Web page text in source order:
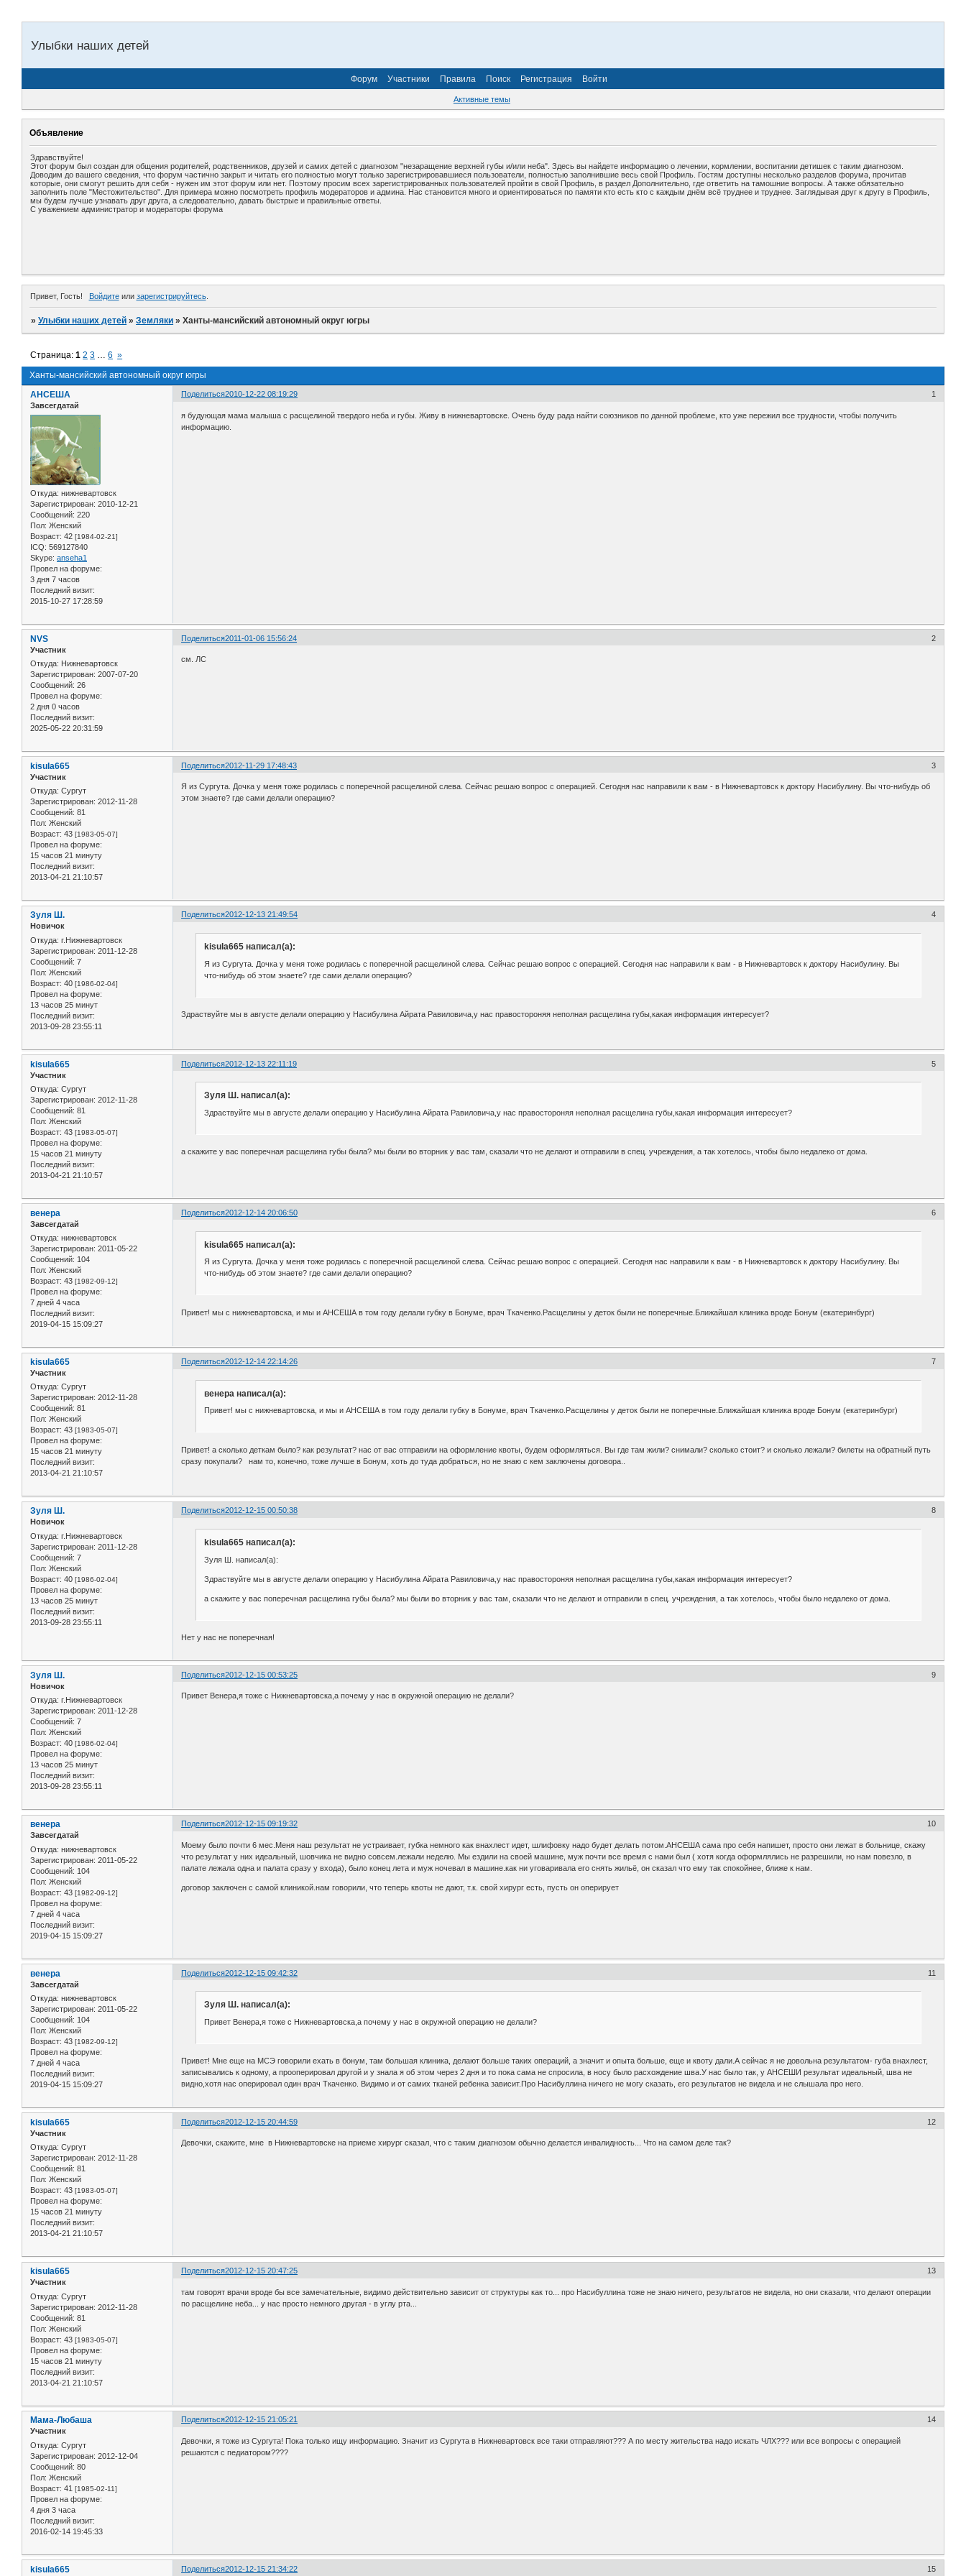
Улыбки наших детей
Форум Участники Правила Поиск Регистрация Войти
Активные темы
Объявление
Здравствуйте!
Этот форум был создан для общения родителей, родственников, друзей и самих детей с диагнозом "незаращение верхней губы и/или неба". Здесь вы найдете информацию о лечении, кормлении, воспитании детишек с таким диагнозом.
Доводим до вашего сведения, что форум частично закрыт и читать его полностью могут только зарегистрировавшиеся пользователи, полностью заполнившие весь свой Профиль. Гостям доступны несколько разделов форума, прочитав
которые, они смогут решить для себя - нужен им этот форум или нет. Поэтому просим всех зарегистрированных пользователей пройти в свой Профиль, в раздел Дополнительно, где ответить на тамошние вопросы. А также обязательно
заполнить поле "Местожительство". Для примера можно посмотреть профиль модераторов и админа. Нас становится много и ориентироваться по памяти кто есть кто с каждым днём всё труднее и труднее. Заглядывая друг к другу в Профиль,
мы будем лучше узнавать друг друга, а следовательно, давать быстрые и правильные ответы.
С уважением администратор и модераторы форума
Привет, Гость! Войдитеили зарегистрируйтесь.
»Улыбки наших детей »Земляки »Ханты-мансийский автономный округ югры
Ханты-мансийский автономный округ югры
Страница:1 2 3 … 6 »
Поделиться 1
2010-12-22 08:19:29
АНСЕША
Завсегдатай
Откуда: нижневартовск
Зарегистрирован: 2010-12-21
Сообщений: 220
Пол: Женский
Возраст: 42 [1984-02-21]
ICQ: 569127840
Skype: anseha1
Провел на форуме:
3 дня 7 часов
Последний визит:
2015-10-27 17:28:59
я будующая мама малыша с расщелиной твердого неба и губы. Живу в нижневартовске. Очень буду рада найти союзников по данной проблеме, кто уже пережил все трудности, чтобы получить
информацию.
Поделиться 2
2011-01-06 15:56:24
NVS
Участник
Откуда: Нижневартовск
Зарегистрирован: 2007-07-20
Сообщений: 26
Провел на форуме:
2 дня 0 часов
Последний визит:
2025-05-22 20:31:59
см. ЛС
Поделиться 3
2012-11-29 17:48:43
kisula665
Участник
Откуда: Сургут
Зарегистрирован: 2012-11-28
Сообщений: 81
Пол: Женский
Возраст: 43 [1983-05-07]
Провел на форуме:
15 часов 21 минуту
Последний визит:
2013-04-21 21:10:57
Я из Сургута. Дочка у меня тоже родилась с поперечной расщелиной слева. Сейчас решаю вопрос с операцией. Сегодня нас направили к вам - в Нижневартовск к доктору Насибулину. Вы что-нибудь об
этом знаете? где сами делали операцию?
Поделиться 4
2012-12-13 21:49:54
Зуля Ш.
Новичок
Откуда: г.Нижневартовск
Зарегистрирован: 2011-12-28
Сообщений: 7
Пол: Женский
Возраст: 40 [1986-02-04]
Провел на форуме:
13 часов 25 минут
Последний визит:
2013-09-28 23:55:11
kisula665 написал(а):
Я из Сургута. Дочка у меня тоже родилась с поперечной расщелиной слева. Сейчас решаю вопрос с операцией. Сегодня нас направили к вам - в Нижневартовск к доктору Насибулину. Вы
что-нибудь об этом знаете? где сами делали операцию?
Здраствуйте мы в августе делали операцию у Насибулина Айрата Равиловича,у нас правостороняя неполная расщелина губы,какая информация интересует?
Поделиться 5
2012-12-13 22:11:19
kisula665
Участник
Откуда: Сургут
Зарегистрирован: 2012-11-28
Сообщений: 81
Пол: Женский
Возраст: 43 [1983-05-07]
Провел на форуме:
15 часов 21 минуту
Последний визит:
2013-04-21 21:10:57
Зуля Ш. написал(а):
Здраствуйте мы в августе делали операцию у Насибулина Айрата Равиловича,у нас правостороняя неполная расщелина губы,какая информация интересует?
а скажите у вас поперечная расщелина губы была? мы были во вторник у вас там, сказали что не делают и отправили в спец. учреждения, а так хотелось, чтобы было недалеко от дома.
Поделиться 6
2012-12-14 20:06:50
венера
Завсегдатай
Откуда: нижневартовск
Зарегистрирован: 2011-05-22
Сообщений: 104
Пол: Женский
Возраст: 43 [1982-09-12]
Провел на форуме:
7 дней 4 часа
Последний визит:
2019-04-15 15:09:27
kisula665 написал(а):
Я из Сургута. Дочка у меня тоже родилась с поперечной расщелиной слева. Сейчас решаю вопрос с операцией. Сегодня нас направили к вам - в Нижневартовск к доктору Насибулину. Вы
что-нибудь об этом знаете? где сами делали операцию?
Привет! мы с нижневартовска, и мы и АНСЕША в том году делали губку в Бонуме, врач Ткаченко.Расщелины у деток были не поперечные.Ближайшая клиника вроде Бонум (екатеринбург)
Поделиться 7
2012-12-14 22:14:26
kisula665
Участник
Откуда: Сургут
Зарегистрирован: 2012-11-28
Сообщений: 81
Пол: Женский
Возраст: 43 [1983-05-07]
Провел на форуме:
15 часов 21 минуту
Последний визит:
2013-04-21 21:10:57
венера написал(а):
Привет! мы с нижневартовска, и мы и АНСЕША в том году делали губку в Бонуме, врач Ткаченко.Расщелины у деток были не поперечные.Ближайшая клиника вроде Бонум (екатеринбург)
Привет! а сколько деткам было? как результат? нас от вас отправили на оформление квоты, будем оформляться. Вы где там жили? снимали? сколько стоит? и сколько лежали? билеты на обратный путь
сразу покупали? нам то, конечно, тоже лучше в Бонум, хоть до туда добраться, но не знаю с кем заключены договора..
Поделиться 8
2012-12-15 00:50:38
Зуля Ш.
Новичок
Откуда: г.Нижневартовск
Зарегистрирован: 2011-12-28
Сообщений: 7
Пол: Женский
Возраст: 40 [1986-02-04]
Провел на форуме:
13 часов 25 минут
Последний визит:
2013-09-28 23:55:11
kisula665 написал(а):
Зуля Ш. написал(а):
Здраствуйте мы в августе делали операцию у Насибулина Айрата Равиловича,у нас правостороняя неполная расщелина губы,какая информация интересует?
а скажите у вас поперечная расщелина губы была? мы были во вторник у вас там, сказали что не делают и отправили в спец. учреждения, а так хотелось, чтобы было недалеко от дома.
Нет у нас не поперечная!
Поделиться 9
2012-12-15 00:53:25
Зуля Ш.
Новичок
Откуда: г.Нижневартовск
Зарегистрирован: 2011-12-28
Сообщений: 7
Пол: Женский
Возраст: 40 [1986-02-04]
Провел на форуме:
13 часов 25 минут
Последний визит:
2013-09-28 23:55:11
Привет Венера,я тоже с Нижневартовска,а почему у нас в окружной операцию не делали?
Поделиться 10
2012-12-15 09:19:32
венера
Завсегдатай
Откуда: нижневартовск
Зарегистрирован: 2011-05-22
Сообщений: 104
Пол: Женский
Возраст: 43 [1982-09-12]
Провел на форуме:
7 дней 4 часа
Последний визит:
2019-04-15 15:09:27
Моему было почти 6 мес.Меня наш результат не устраивает, губка немного как внахлест идет, шлифовку надо будет делать потом.АНСЕША сама про себя напишет, просто они лежат в больнице, скажу
что результат у них идеальный, шовчика не видно совсем.лежали неделю. Мы ездили на своей машине, муж почти все время с нами был ( хотя когда оформлялись не разрешили, но нам повезло, в
палате лежала одна и палата сразу у входа), было конец лета и муж ночевал в машине.как ни уговаривала его снять жильё, он сказал что ему так спокойнее, ближе к нам.
договор заключен с самой клиникой.нам говорили, что теперь квоты не дают, т.к. свой хирург есть, пусть он оперирует
Поделиться 11
2012-12-15 09:42:32
венера
Завсегдатай
Откуда: нижневартовск
Зарегистрирован: 2011-05-22
Сообщений: 104
Пол: Женский
Возраст: 43 [1982-09-12]
Провел на форуме:
7 дней 4 часа
Последний визит:
2019-04-15 15:09:27
Зуля Ш. написал(а):
Привет Венера,я тоже с Нижневартовска,а почему у нас в окружной операцию не делали?
Привет! Мне еще на МСЭ говорили ехать в бонум, там большая клиника, делают больше таких операций, а значит и опыта больше, еще и квоту дали.А сейчас я не довольна результатом- губа внахлест,
записывались к одному, а прооперировал другой и у знала я об этом через 2 дня и то пока сама не спросила, в носу было расхождение шва.У нас было так, у АНСЕШИ результат идеальный, шва не
видно,хотя нас оперировал один врач Ткаченко. Видимо и от самих тканей ребенка зависит.Про Насибуллина ничего не могу сказать, его результатов не видела и не слышала про него.
Поделиться 12
2012-12-15 20:44:59
kisula665
Участник
Откуда: Сургут
Зарегистрирован: 2012-11-28
Сообщений: 81
Пол: Женский
Возраст: 43 [1983-05-07]
Провел на форуме:
15 часов 21 минуту
Последний визит:
2013-04-21 21:10:57
Девочки, скажите, мне в Нижневартовске на приеме хирург сказал, что с таким диагнозом обычно делается инвалидность... Что на самом деле так?
Поделиться 13
2012-12-15 20:47:25
kisula665
Участник
Откуда: Сургут
Зарегистрирован: 2012-11-28
Сообщений: 81
Пол: Женский
Возраст: 43 [1983-05-07]
Провел на форуме:
15 часов 21 минуту
Последний визит:
2013-04-21 21:10:57
там говорят врачи вроде бы все замечательные, видимо действительно зависит от структуры как то... про Насибуллина тоже не знаю ничего, результатов не видела, но они сказали, что делают операции
по расщелине неба... у нас просто немного другая - в углу рта...
Поделиться 14
2012-12-15 21:05:21
Мама-Любаша
Участник
Откуда: Сургут
Зарегистрирован: 2012-12-04
Сообщений: 80
Пол: Женский
Возраст: 41 [1985-02-11]
Провел на форуме:
4 дня 3 часа
Последний визит:
2016-02-14 19:45:33
Девочки, я тоже из Сургута! Пока только ищу информацию. Значит из Сургута в Нижневартовск все таки отправляют??? А по месту жительства надо искать ЧЛХ??? или все вопросы с операцией
решаются с педиатором????
Поделиться 15
2012-12-15 21:34:22
kisula665